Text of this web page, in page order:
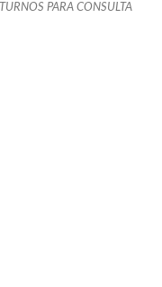
TURNOS PARA CONSULTA